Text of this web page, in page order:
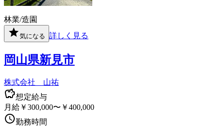
林業/造園
気になる 詳しく見る
岡山県新見市
株式会社 山祐
想定給与
月給￥300,000〜￥400,000
勤務時間